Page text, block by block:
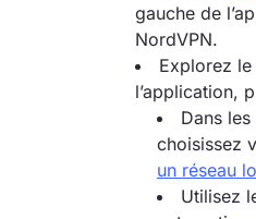
gauche de
NordVPN.
Explorez
l’application,
Dans
choisissez
un réseau
Utilisez